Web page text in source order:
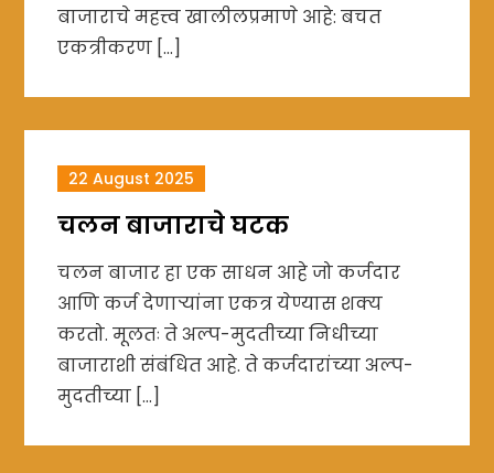
बाजाराचे महत्त्व खालीलप्रमाणे आहे: बचत
एकत्रीकरण […]
22 August 2025
चलन बाजाराचे घटक
चलन बाजार हा एक साधन आहे जो कर्जदार
आणि कर्ज देणाऱ्यांना एकत्र येण्यास शक्य
करतो. मूलतः ते अल्प-मुदतीच्या निधीच्या
बाजाराशी संबंधित आहे. ते कर्जदारांच्या अल्प-
मुदतीच्या […]